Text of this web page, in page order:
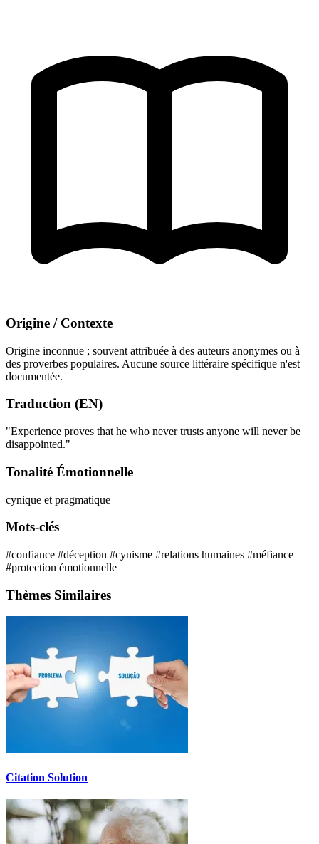
Origine / Contexte
Origine inconnue ; souvent attribuée à des auteurs anonymes ou à
des proverbes populaires. Aucune source littéraire spécifique n'est
documentée.
Traduction (EN)
"Experience proves that he who never trusts anyone will never be
disappointed."
Tonalité Émotionnelle
cynique et pragmatique
Mots-clés
#confiance #déception #cynisme #relations humaines #méfiance
#protection émotionnelle
Thèmes Similaires
Citation Solution